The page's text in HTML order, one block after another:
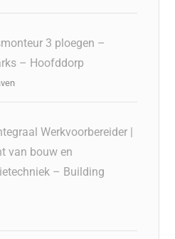
3 ploegen –
– Hoofddorp
Werkvoorbereider |
van bouw en
– Building